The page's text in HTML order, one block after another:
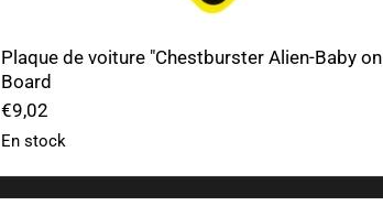
Plaque de voiture "Chestburster Alien-Baby on
Board
€9,02
En stock